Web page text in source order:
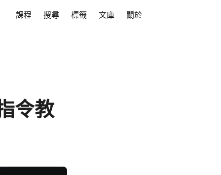
課程 搜尋 標籤 文庫 關於
令教